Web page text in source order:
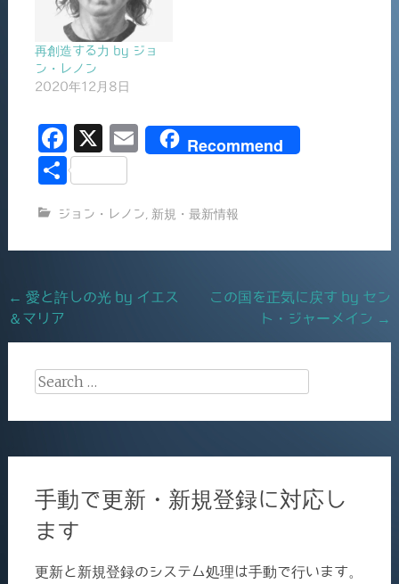
再創造する力 by ジョ
ン・レノン
2020年12月8日
F
a
e
b
o
k
X
E
l
Recommend
共
ジョン・レノン 新規・最新情報
Post
navigation
← 愛と許しの光 by イエス
＆マリア
この国を正気に戻す by セン
ト・ジャーメイン →
Search
手動で更新・新規登録に対応し
ます
更新と新規登録のシステム処理は手動で行います。